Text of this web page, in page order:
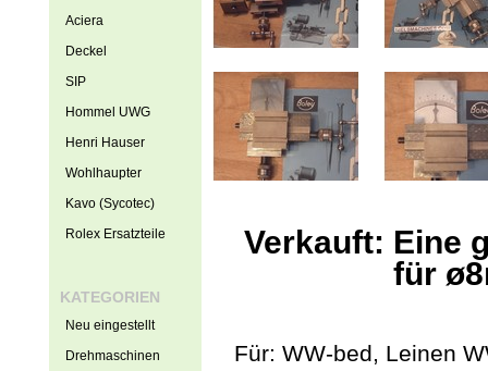
Verkauft: Eine
für
Für: WW-bed, Leinen
Aciera
Deckel
SIP
Hommel UWG
Henri Hauser
Wohlhaupter
Kavo (Sycotec)
Rolex Ersatzteile
KATEGORIEN
Neu eingestellt
Drehmaschinen